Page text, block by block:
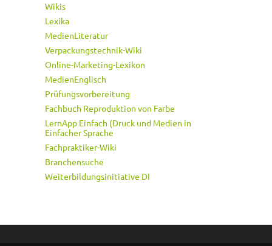
Wikis
Lexika
MedienLiteratur
Verpackungstechnik-Wiki
Online-Marketing-Lexikon
MedienEnglisch
Prüfungsvorbereitung
Fachbuch Reproduktion von Farbe
LernApp Einfach (Druck und Medien in
Einfacher Sprache
Fachpraktiker-Wiki
Branchensuche
Weiterbildungsinitiative DI